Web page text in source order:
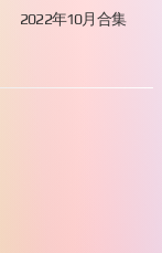
2022年10月合集